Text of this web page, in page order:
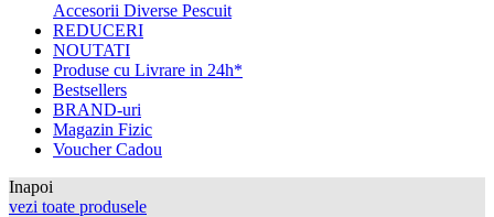
Accesorii Diverse Pescuit
REDUCERI
NOUTATI
Produse cu Livrare in 24h*
Bestsellers
BRAND-uri
Magazin Fizic
Voucher Cadou
Inapoi
vezi toate produsele